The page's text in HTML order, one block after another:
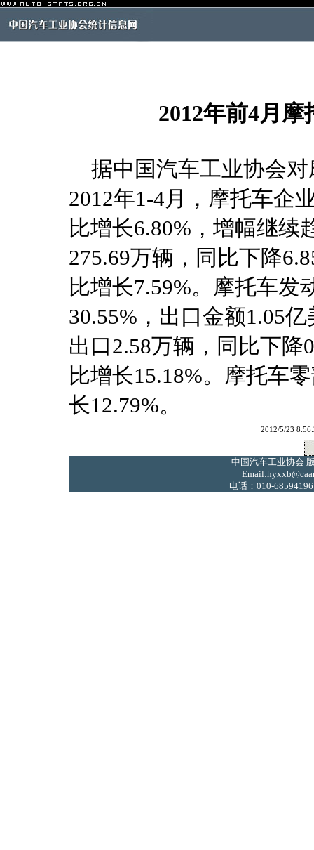
2012年前4月
据中国汽车工业协会对
2012年1-4月，摩托车企
比增长6.80%，增幅继续
275.69万辆，同比下降
比增长7.59%。摩托车发
30.55%，出口金额1.05
出口2.58万辆，同比下降
比增长15.18%。摩托车
长12.79%。
2012/5/23
中国汽车工业协会
电话：010-